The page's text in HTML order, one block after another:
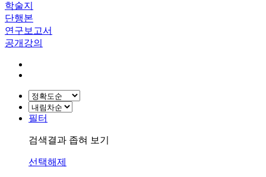
학술지
단행본
연구보고서
공개강의
필터
검색결과 좁혀 보기
선택해제